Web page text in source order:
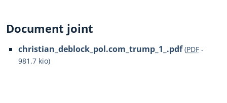
Document joint
christian_deblock_pol.com_trump_1_.pdf (PDF -
981.7 kio)